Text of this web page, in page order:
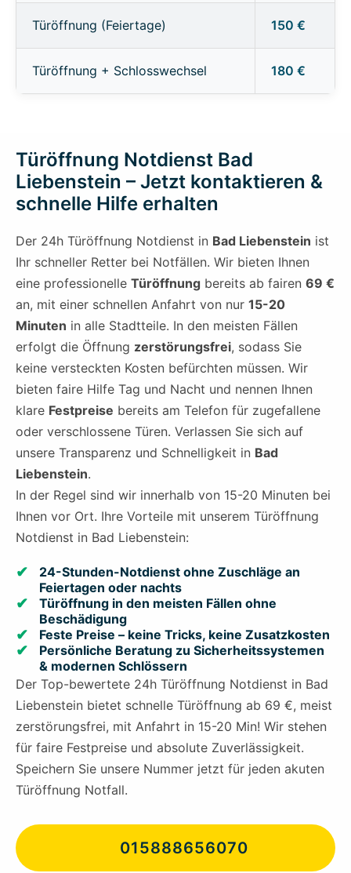
Türöffnung (Feiertage) 150 €
Türöffnung + Schlosswechsel 180 €
Türöffnung Notdienst Bad
Liebenstein – Jetzt kontaktieren &
schnelle Hilfe erhalten
Der 24h Türöffnung Notdienst in Bad Liebenstein ist
Ihr schneller Retter bei Notfällen. Wir bieten Ihnen
eine professionelle Türöffnung bereits ab fairen 69 €
an, mit einer schnellen Anfahrt von nur 15-20
Minuten in alle Stadtteile. In den meisten Fällen
erfolgt die Öffnung zerstörungsfrei, sodass Sie
keine versteckten Kosten befürchten müssen. Wir
bieten faire Hilfe Tag und Nacht und nennen Ihnen
klare Festpreise bereits am Telefon für zugefallene
oder verschlossene Türen. Verlassen Sie sich auf
unsere Transparenz und Schnelligkeit in Bad
Liebenstein.
In der Regel sind wir innerhalb von 15-20 Minuten bei
Ihnen vor Ort. Ihre Vorteile mit unserem Türöffnung
Notdienst in Bad Liebenstein:
24-Stunden-Notdienst ohne Zuschläge an
Feiertagen oder nachts
Türöffnung in den meisten Fällen ohne
Beschädigung
Feste Preise – keine Tricks, keine Zusatzkosten
Persönliche Beratung zu Sicherheitssystemen
& modernen Schlössern
Der Top-bewertete 24h Türöffnung Notdienst in Bad
Liebenstein bietet schnelle Türöffnung ab 69 €, meist
zerstörungsfrei, mit Anfahrt in 15-20 Min! Wir stehen
für faire Festpreise und absolute Zuverlässigkeit.
Speichern Sie unsere Nummer jetzt für jeden akuten
Türöffnung Notfall.
015888656070